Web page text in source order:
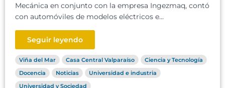
Mecánica en conjunto con la empresa Ingezmaq, contó
con automóviles de modelos eléctricos e...
Seguir leyendo
Viña del Mar Casa Central Valparaíso
Ciencia y Tecnología
Docencia
Noticias
Universidad e industria
Universidad y Sociedad